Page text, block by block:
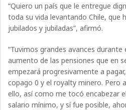
“Quiero un país que le entregue
toda su vida levantando Chile, que
jubilados y jubiladas”, afirmó.
“Tuvimos grandes avances
aumento de las pensiones que en
empezará progresivamente a
copago 0 y el royalty minero. Pero
ello, así como me tocó encabezar
salario mínimo, y sí fue posible,